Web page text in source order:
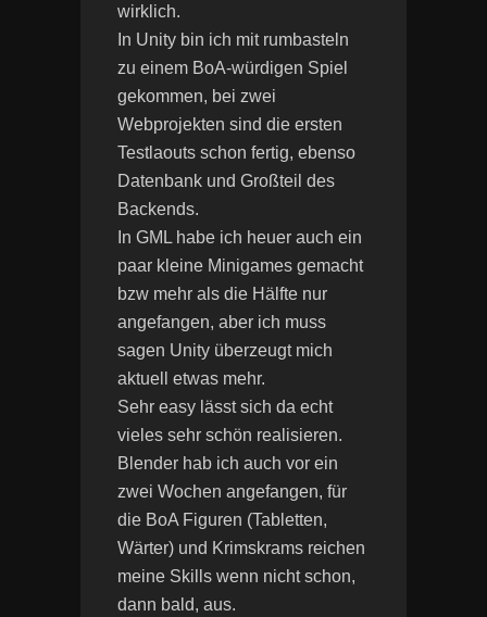
wirklich.
In Unity bin ich mit rumbasteln
zu einem BoA-würdigen Spiel
gekommen, bei zwei
Webprojekten sind die ersten
Testlaouts schon fertig, ebenso
Datenbank und Großteil des
Backends.
In GML habe ich heuer auch ein
paar kleine Minigames gemacht
bzw mehr als die Hälfte nur
angefangen, aber ich muss
sagen Unity überzeugt mich
aktuell etwas mehr.
Sehr easy lässt sich da echt
vieles sehr schön realisieren.
Blender hab ich auch vor ein
zwei Wochen angefangen, für
die BoA Figuren (Tabletten,
Wärter) und Krimskrams reichen
meine Skills wenn nicht schon,
dann bald, aus.